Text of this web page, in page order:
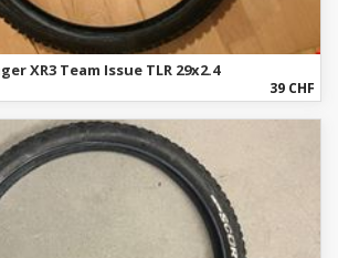
XR3 Team Issue TLR 29x2.4
39 CHF